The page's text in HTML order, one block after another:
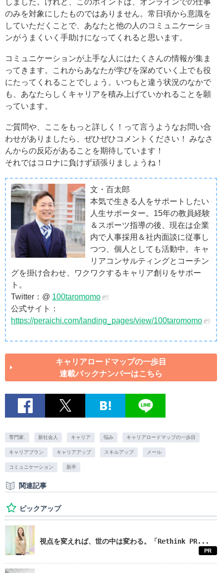
のみを対象にしたものではありません。常日頃から意識を
していただくことで、あなたと他の人のコミュニケーショ
ンがうまくいく手助けになってくれると思います。
コミュニケーションが上手な人にはたくさんの情報が集ま
ってきます。これからあなたが学びを深めていく上でも役
にたってくれることでしょう。いつもと違う状況のなかで
も、あなたらしくキャリアを積み上げていかれることを願
っています。
ご質問や、ここをもっと詳しく！って言うようなお問い合
わせがありましたら、ぜひぜひコメントください！ みなさ
んからの反応があることを期待しています！
それではコロナに負けず頑張りましょうね！
文・百太郎
本気で生きる人をサポートしたい
人生サポーター。15年の教員経験
＆スポーツ指導の後、現在は企業
内で人事採用＆社内面談に従事し
つつ、個人としても活動中。キャ
リアコンサルティングとコーチン
グを掛け合わせ、ワクワクするキャリア創りをサポー
ト。
Twitter：@ 100taromomo
公式サイト：
https://peraichi.com/landing_pages/view/100taromomo
キャリアロードマップの一歩目
連載バックナンバーはこちら
専門家. 新社会人 キャリア 悩み キャリアロードマップの一歩目
キャリアプラン キャリアアップ スキルアップ メール
コミュニケーション 新卒
関連記事
ピックアップ
視点を変えれば、世の中は変わる。「Rethink PR...
PR